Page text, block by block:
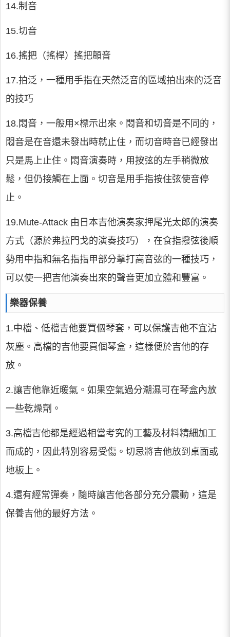
14.制音
15.切音
16.搖把（搖桿）搖把顫音
17.拍泛，一種用手指在天然泛音的區域拍出來的泛音
的技巧
18.悶音，一般用×標示出來。悶音和切音是不同的，
悶音是在音還未發出時就止住，而切音時音已經發出
只是馬上止住。悶音演奏時，用按弦的左手稍微放
鬆，但仍接觸在上面。切音是用手指按住弦使音停
止。
19.Mute-Attack 由日本吉他演奏家押尾光太郎的演奏
方式（源於弗拉門戈的演奏技巧），在食指撥弦後順
勢用中指和無名指指甲部分擊打高音弦的一種技巧，
可以使一把吉他演奏出來的聲音更加立體和豐富。
樂器保養
1.中檔、低檔吉他要買個琴套，可以保護吉他不宜沾
灰塵。高檔的吉他要買個琴盒，這樣便於吉他的存
放。
2.讓吉他靠近暖氣。如果空氣過分潮濕可在琴盒內放
一些乾燥劑。
3.高檔吉他都是經過相當考究的工藝及材料精細加工
而成的，因此特別容易受傷。切忌將吉他放到桌面或
地板上。
4.還有經常彈奏，隨時讓吉他各部分充分震動，這是
保養吉他的最好方法。